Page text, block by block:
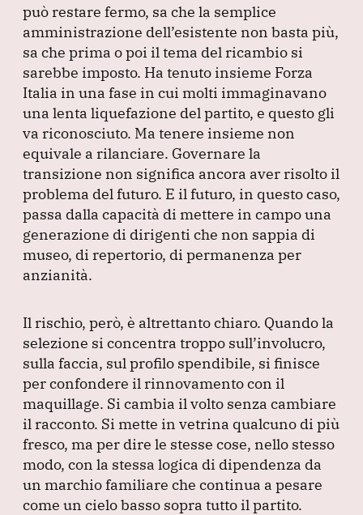
può restare fermo, sa che la semplice
amministrazione dell’esistente non basta più,
sa che prima o poi il tema del ricambio si
sarebbe imposto. Ha tenuto insieme Forza
Italia in una fase in cui molti immaginavano
una lenta liquefazione del partito, e questo gli
va riconosciuto. Ma tenere insieme non
equivale a rilanciare. Governare la
transizione non significa ancora aver risolto il
problema del futuro. E il futuro, in questo caso,
passa dalla capacità di mettere in campo una
generazione di dirigenti che non sappia di
museo, di repertorio, di permanenza per
anzianità.
Il rischio, però, è altrettanto chiaro. Quando la
selezione si concentra troppo sull’involucro,
sulla faccia, sul profilo spendibile, si finisce
per confondere il rinnovamento con il
maquillage. Si cambia il volto senza cambiare
il racconto. Si mette in vetrina qualcuno di più
fresco, ma per dire le stesse cose, nello stesso
modo, con la stessa logica di dipendenza da
un marchio familiare che continua a pesare
come un cielo basso sopra tutto il partito.